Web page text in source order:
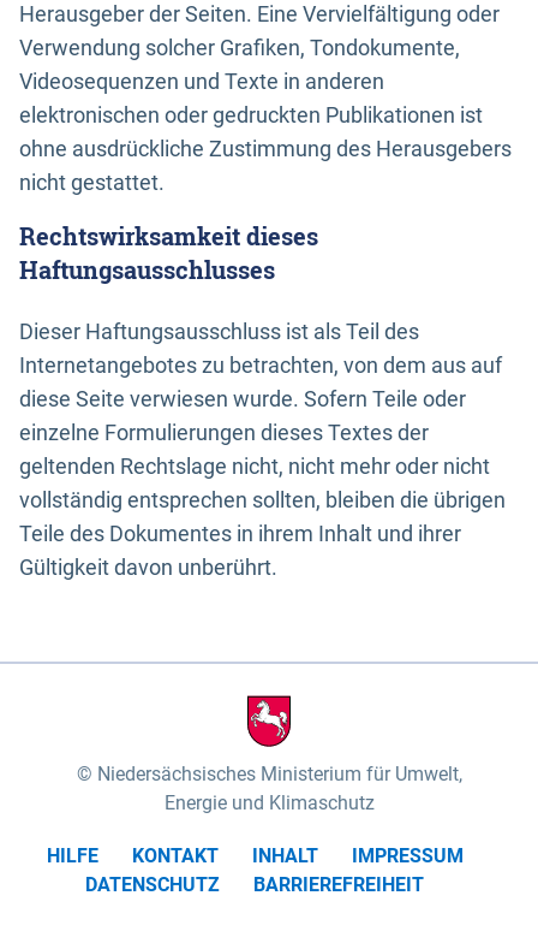
Herausgeber der Seiten. Eine Vervielfältigung oder
Verwendung solcher Grafiken, Tondokumente,
Videosequenzen und Texte in anderen
elektronischen oder gedruckten Publikationen ist
ohne ausdrückliche Zustimmung des Herausgebers
nicht gestattet.
Rechtswirksamkeit dieses
Haftungsausschlusses
Dieser Haftungsausschluss ist als Teil des
Internetangebotes zu betrachten, von dem aus auf
diese Seite verwiesen wurde. Sofern Teile oder
einzelne Formulierungen dieses Textes der
geltenden Rechtslage nicht, nicht mehr oder nicht
vollständig entsprechen sollten, bleiben die übrigen
Teile des Dokumentes in ihrem Inhalt und ihrer
Gültigkeit davon unberührt.
Niedersächsisches Ministerium für Umwelt,
Energie und Klimaschutz
HILFE KONTAKT INHALT
IMPRESSUM
DATENSCHUTZ
BARRIEREFREIHEIT